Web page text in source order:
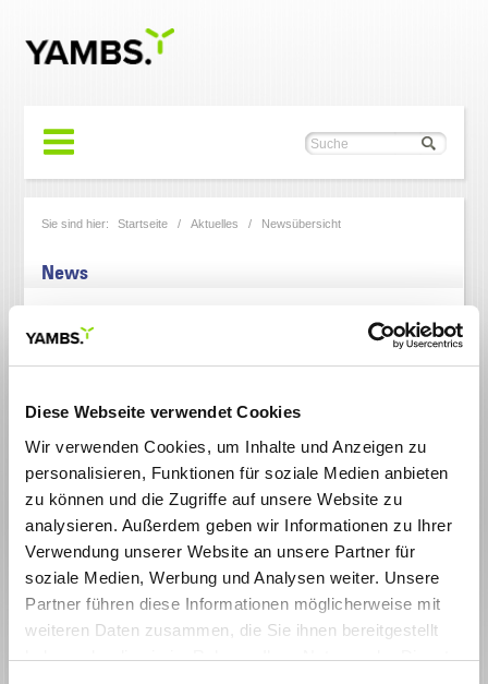
Diese Webseite verwendet Cookies
Wir verwenden Cookies, um Inhalte und Anzeigen zu
personalisieren, Funktionen für soziale Medien anbieten
zu können und die Zugriffe auf unsere Website zu
analysieren. Außerdem geben wir Informationen zu Ihrer
Verwendung unserer Website an unsere Partner für
soziale Medien, Werbung und Analysen weiter. Unsere
Partner führen diese Informationen möglicherweise mit
weiteren Daten zusammen, die Sie ihnen bereitgestellt
haben oder die sie im Rahmen Ihrer Nutzung der Dienste
Sie sind hier: Startseite /Aktuelles / Newsübersicht
News
Zurück zur Übersicht